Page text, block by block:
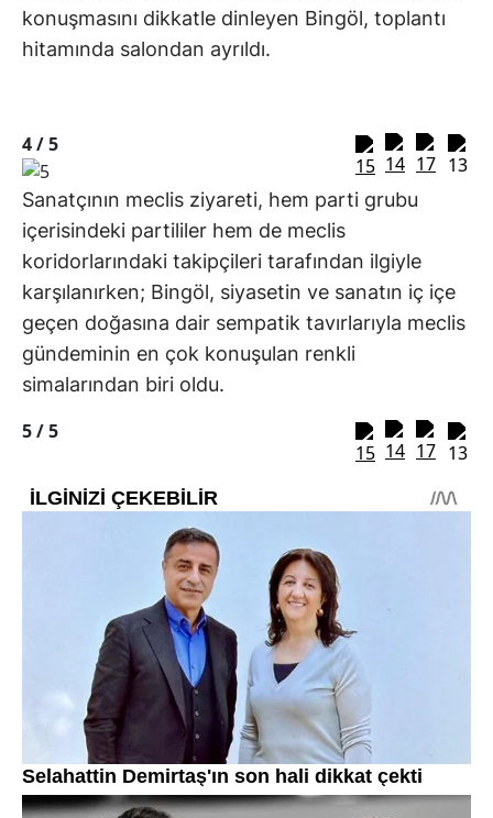
konuşmasını dikkatle dinleyen Bingöl, toplantı
hitamında salondan ayrıldı.
4 /5
Sanatçının meclis ziyareti, hem parti grubu
içerisindeki partililer hem de meclis
koridorlarındaki takipçileri tarafından ilgiyle
karşılanırken; Bingöl, siyasetin ve sanatın iç içe
geçen doğasına dair sempatik tavırlarıyla meclis
gündeminin en çok konuşulan renkli
simalarından biri oldu.
5 /5